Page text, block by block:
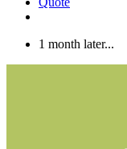
1 month later...